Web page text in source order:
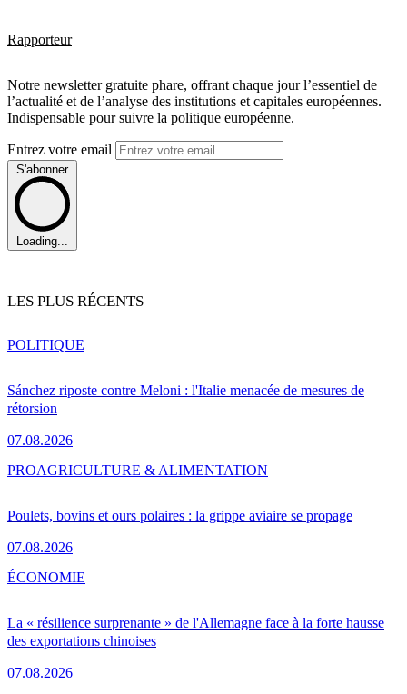
Rapporteur
Notre newsletter gratuite phare, offrant chaque jour l’essentiel de
l’actualité et de l’analyse des institutions et capitales européennes.
Indispensable pour suivre la politique européenne.
Entrez votre email
S'abonner
Loading...
LES PLUS RÉCENTS
Sánchez riposte contre Meloni : l'Italie menacée de mesures de
rétorsion
07.08.2026
POLITIQUE
Poulets, bovins et ours polaires : la grippe aviaire se propage
07.08.2026
PROAGRICULTURE & ALIMENTATION
La « résilience surprenante » de l'Allemagne face à la forte hausse
des exportations chinoises
07.08.2026
ÉCONOMIE